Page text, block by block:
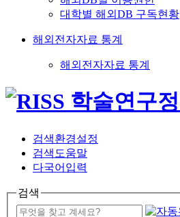
대학별 해외DB 구독현황
해외전자자료 통계
해외전자자료 통계
검색환경설정
검색도움말
다국어입력
검색